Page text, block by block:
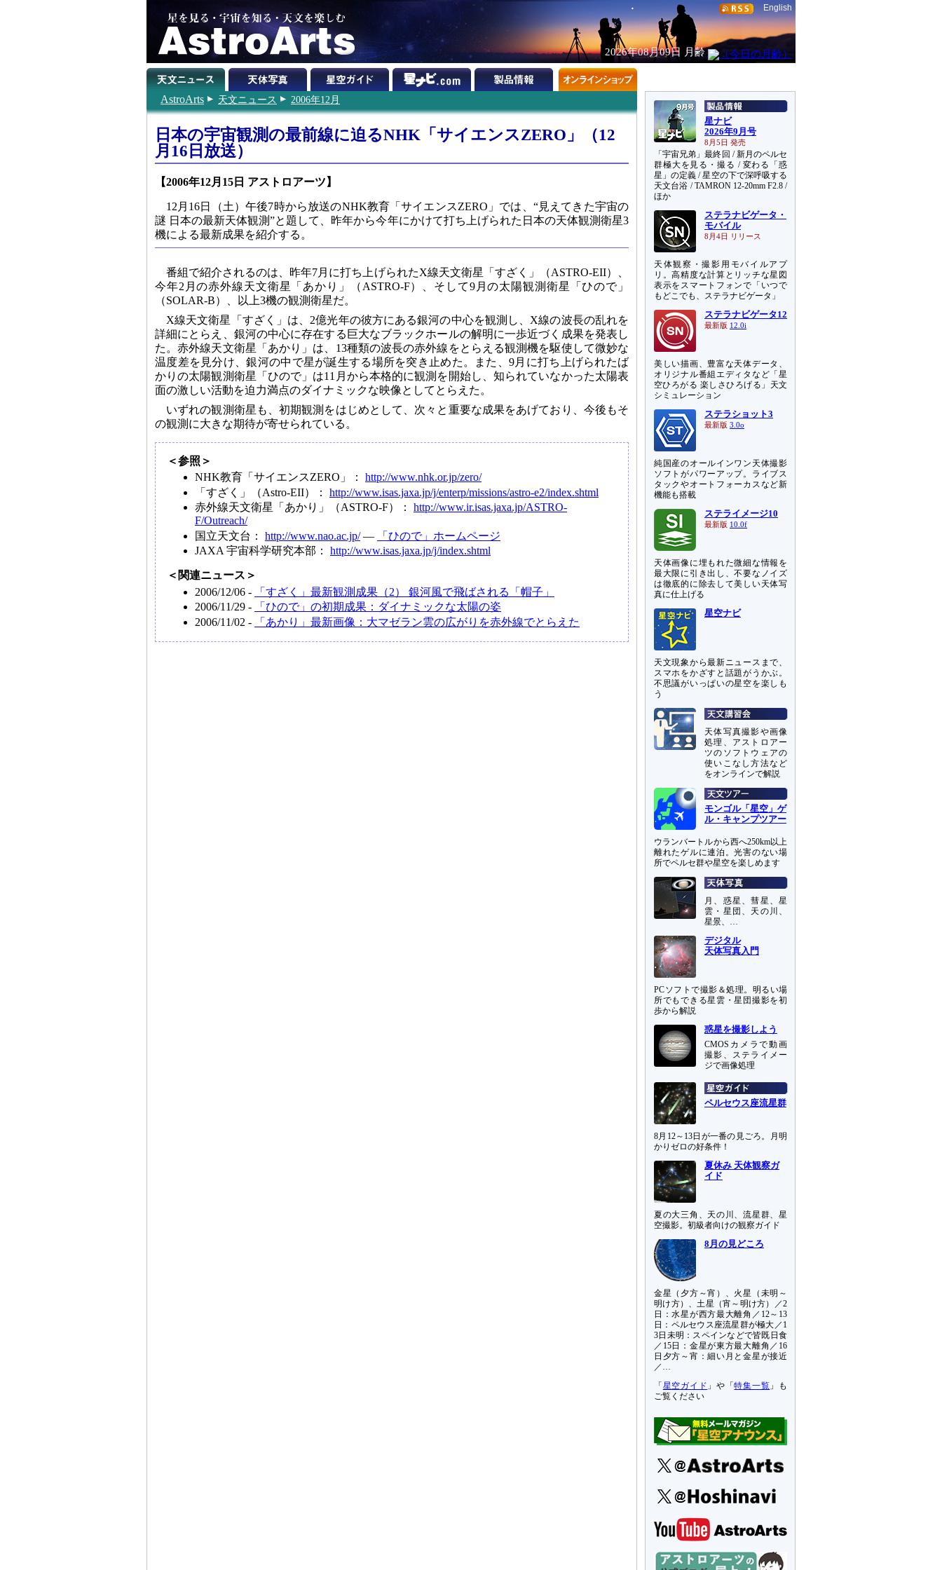
English
2026年08月09日 月齢
AstroArts 天文ニュース 2006年12月
日本の宇宙観測の最前線に迫るNHK「サイエンスZERO」（12
月16日放送）
【2006年12月15日 アストロアーツ】
12月16日（土）午後7時から放送のNHK教育「サイエンスZERO」では、“見えてきた宇宙の
謎 日本の最新天体観測”と題して、昨年から今年にかけて打ち上げられた日本の天体観測衛星3
機による最新成果を紹介する。
番組で紹介されるのは、昨年7月に打ち上げられたX線天文衛星「すざく」（ASTRO-EII）、
今年2月の赤外線天文衛星「あかり」（ASTRO-F）、そして9月の太陽観測衛星「ひので」
（SOLAR-B）、以上3機の観測衛星だ。
X線天文衛星「すざく」は、2億光年の彼方にある銀河の中心を観測し、X線の波長の乱れを
詳細にとらえ、銀河の中心に存在する巨大なブラックホールの解明に一歩近づく成果を発表し
た。赤外線天文衛星「あかり」は、13種類の波長の赤外線をとらえる観測機を駆使して微妙な
温度差を見分け、銀河の中で星が誕生する場所を突き止めた。また、9月に打ち上げられたば
かりの太陽観測衛星「ひので」は11月から本格的に観測を開始し、知られていなかった太陽表
面の激しい活動を迫力満点のダイナミックな映像としてとらえた。
いずれの観測衛星も、初期観測をはじめとして、次々と重要な成果をあげており、今後もそ
の観測に大きな期待が寄せられている。
＜参照＞
NHK教育「サイエンスZERO」： http://www.nhk.or.jp/zero/
「すざく」（Astro-EII）： http://www.isas.jaxa.jp/j/enterp/missions/astro-e2/index.shtml
赤外線天文衛星「あかり」（ASTRO-F）： http://www.ir.isas.jaxa.jp/ASTRO-
F/Outreach/
国立天文台： http://www.nao.ac.jp/―
「ひので」ホームページ
JAXA 宇宙科学研究本部： http://www.isas.jaxa.jp/j/index.shtml
＜関連ニュース＞
2006/12/06 -
「すざく」最新観測成果（2） 銀河風で飛ばされる「帽子」
2006/11/29 -
「ひので」の初期成果：ダイナミックな太陽の姿
2006/11/02 -
「あかり」最新画像：大マゼラン雲の広がりを赤外線でとらえた
星ナビ
2026年9月号
8月5日 発売
「宇宙兄弟」最終回 / 新月のペルセ
群極大を見る・撮る / 変わる「惑
星」の定義 / 星空の下で深呼吸する
天文台浴 / TAMRON 12-20mm F2.8 /
ほか
ステラナビゲータ・
モバイル
8月4日 リリース
天体観察・撮影用モバイルアプ
リ。高精度な計算とリッチな星図
表示をスマートフォンで「いつで
もどこでも、ステラナビゲータ」
ステラナビゲータ12
最新版 12.0i
美しい描画、豊富な天体データ、
オリジナル番組エディタなど「星
空ひろがる 楽しさひろげる」天文
シミュレーション
ステラショット3
最新版 3.0o
純国産のオールインワン天体撮影
ソフトがパワーアップ。ライブス
タックやオートフォーカスなど新
機能も搭載
ステライメージ10
最新版 10.0f
天体画像に埋もれた微細な情報を
最大限に引き出し、不要なノイズ
は徹底的に除去して美しい天体写
真に仕上げる
星空ナビ
天文現象から最新ニュースまで、
スマホをかざすと話題がうかぶ。
不思議がいっぱいの星空を楽しも
う
天体写真撮影や画像
処理、アストロアー
ツのソフトウェアの
使いこなし方法など
をオンラインで解説
モンゴル「星空」ゲ
ル・キャンプツアー
ウランバートルから西へ250km以上
離れたゲルに連泊。光害のない場
所でペルセ群や星空を楽しめます
月、惑星、彗星、星
雲・星団、天の川、
星景、…
デジタル
天体写真入門
PCソフトで撮影＆処理。明るい場
所でもできる星雲・星団撮影を初
歩から解説
惑星を撮影しよう
CMOSカメラで動画
撮影、ステライメー
ジで画像処理
ペルセウス座流星群
8月12～13日が一番の見ごろ。月明
かりゼロの好条件！
夏休み 天体観察ガ
イド
夏の大三角、天の川、流星群、星
空撮影。初級者向けの観察ガイド
8月の見どころ
金星（夕方～宵）、火星（未明～
明け方）、土星（宵～明け方）／2
日：水星が西方最大離角／12～13
日：ペルセウス座流星群が極大／1
3日未明：スペインなどで皆既日食
／15日：金星が東方最大離角／16
日夕方～宵：細い月と金星が接近
／…
「 星空ガイド 」や「特集一覧 」も
ご覧ください